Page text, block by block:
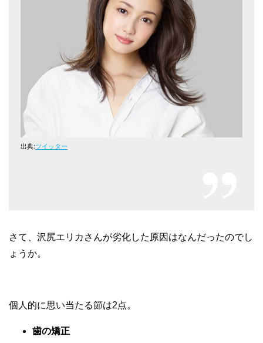
出典:ツイッター
さて、沢尻エリカさんが劣化した原因はなんだったのでし
ょうか。
個人的に思い当たる節は2点。
歯の矯正